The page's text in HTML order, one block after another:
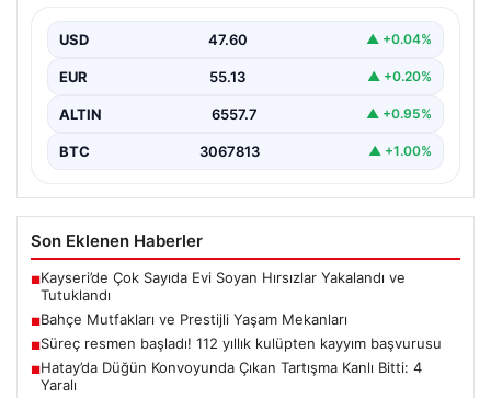
yaşamaktadır. Baştan başa lüks villalarda ikamet eden…
USD 47.60 ▲ +0.04%
EUR 55.13 ▲ +0.20%
ALTIN 6557.7 ▲ +0.95%
BTC 3067813 ▲ +1.00%
Son Eklenen Haberler
■Kayseri’de Çok Sayıda Evi Soyan Hırsızlar Yakalandı ve
Tutuklandı
■Bahçe Mutfakları ve Prestijli Yaşam Mekanları
■Süreç resmen başladı! 112 yıllık kulüpten kayyım başvurusu
■Hatay’da Düğün Konvoyunda Çıkan Tartışma Kanlı Bitti: 4
Yaralı